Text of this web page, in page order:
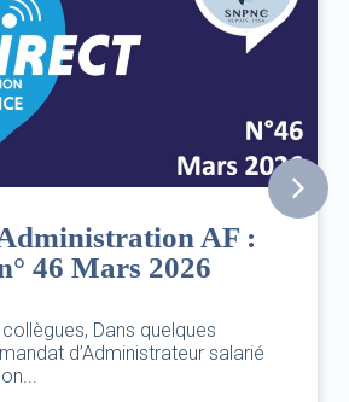
8 mars : journée
des droits des femmes
DANS L’AÉRIEN COMME AILLEURS, CE
UNE FÊTE,C’EST UNE JOURNÉE DE
L’ÉGALITÉ...